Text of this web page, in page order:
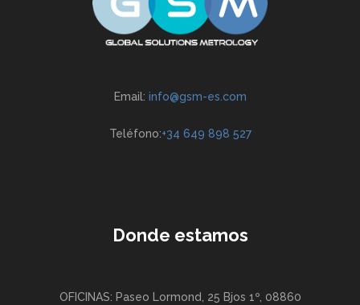
Email: info@gsm-es.com
Teléfono:+34 649 898 527
Donde estamos
OFICINAS: Paseo Lormond, 25 Bjos 1º, 08860